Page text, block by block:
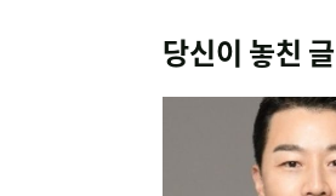
당신이 놓친 글